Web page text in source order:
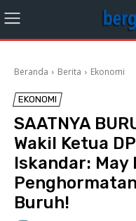
Beranda Berita Ekonomi
EKONOMI
SAATNYA
Wakil Ketua
Iskandar: May
Buruh!